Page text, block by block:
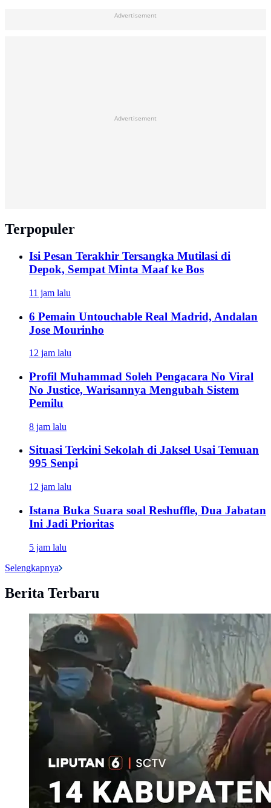
Advertisement
Advertisement
Terpopuler
Isi Pesan Terakhir Tersangka Mutilasi di
Depok, Sempat Minta Maaf ke Bos
11 jam lalu
6 Pemain Untouchable Real Madrid, Andalan
Jose Mourinho
12 jam lalu
Profil Muhammad Soleh Pengacara No Viral
No Justice, Warisannya Mengubah Sistem
Pemilu
8 jam lalu
Situasi Terkini Sekolah di Jaksel Usai Temuan
995 Senpi
12 jam lalu
Istana Buka Suara soal Reshuffle, Dua Jabatan
Ini Jadi Prioritas
5 jam lalu
Selengkapnya
Berita Terbaru